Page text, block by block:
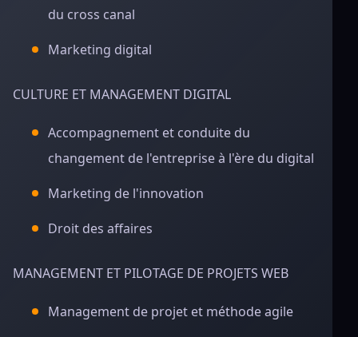
du cross canal
Marketing digital
CULTURE ET MANAGEMENT DIGITAL
Accompagnement et conduite du
changement de l'entreprise à l'ère du digital
Marketing de l'innovation
Droit des affaires
MANAGEMENT ET PILOTAGE DE PROJETS WEB
Management de projet et méthode agile